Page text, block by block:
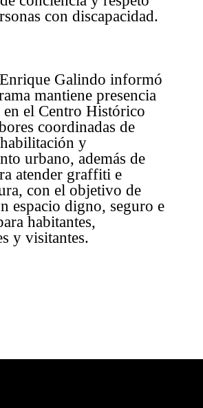
con discapacidad.
Galindo informó
mantiene presencia
en el Centro Histórico
coordinadas de
y
urbano, además de
atender graffiti e
con el objetivo de
espacio digno, seguro e
habitantes,
y visitantes.